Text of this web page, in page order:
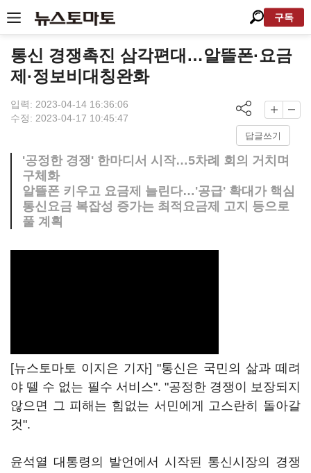
구독
통신 경쟁촉진 삼각편대…알뜰폰·요금
제·정보비대칭완화
입력: 2023-04-14 16:36:06
수정: 2023-04-17 10:45:47
답글쓰기
'공정한 경쟁' 한마디서 시작…5차례 회의 거치며
구체화
알뜰폰 키우고 요금제 늘린다…'공급' 확대가 핵심
통신요금 복잡성 증가는 최적요금제 고지 등으로
풀 계획
[뉴스토마토 이지은 기자] "통신은 국민의 삶과 떼려
야 뗄 수 없는 필수 서비스". "공정한 경쟁이 보장되지
않으면 그 피해는 힘없는 서민에게 고스란히 돌아갈
것".
윤석열 대통령의 발언에서 시작된 통신시장의 경쟁